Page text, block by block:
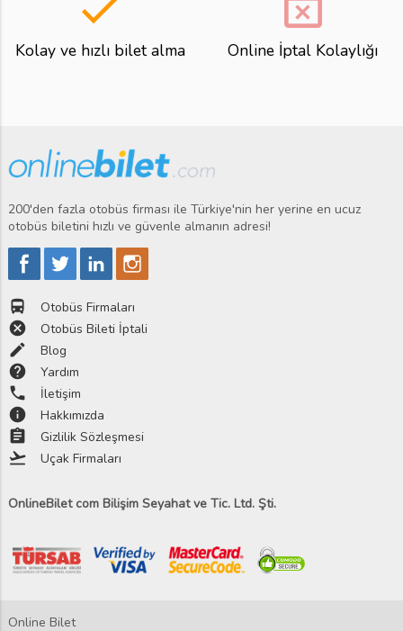
Kolay ve hızlı bilet alma Online İptal Kolaylığı
200'den fazla otobüs firması ile Türkiye'nin her yerine en ucuz
otobüs biletini hızlı ve güvenle almanın adresi!
directions_bus Otobüs Firmaları
cancel Otobüs Bileti İptali
edit Blog
help Yardım
phone İletişim
info Hakkımızda
assignment Gizlilik Sözleşmesi
flight_takeoff Uçak Firmaları
OnlineBilet com Bilişim Seyahat ve Tic. Ltd. Şti.
Online Bilet